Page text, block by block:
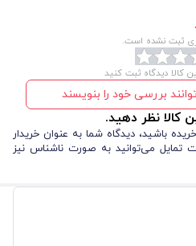
ثبت نشده است.
کالا دیدگاه ثبت کنید
بررسی خود را بنویسند
کالا نظر دهید.
باشید، دیدگاه شما به عنوان خریدار
می‌توانید به صورت ناشناس نیز